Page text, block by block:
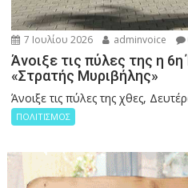
7 Ιουλίου 2026 adminvoice
Άνοιξε τις πύλες της η
«Στρατής Μυριβήλης»
Άνοιξε τις πύλες της χθες,
ΠΟΛΙΤΙΣΜΟΣ